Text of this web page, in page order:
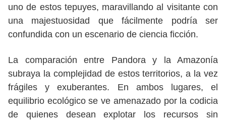
uno de estos tepuyes, maravillando al visitante con
una majestuosidad que fácilmente podría ser
confundida con un escenario de ciencia ficción.
La comparación entre Pandora y la Amazonía
subraya la complejidad de estos territorios, a la vez
frágiles y exuberantes. En ambos lugares, el
equilibrio ecológico se ve amenazado por la codicia
de quienes desean explotar los recursos sin